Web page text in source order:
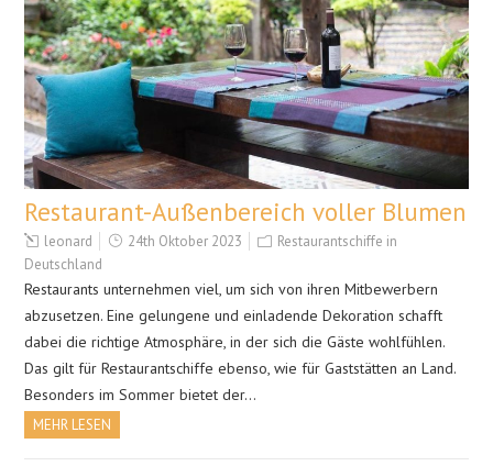
Restaurant-Außenbereich voller Blumen
leonard 24th Oktober 2023
Restaurantschiffe in
Deutschland
Restaurants unternehmen viel, um sich von ihren Mitbewerbern
abzusetzen. Eine gelungene und einladende Dekoration schafft
dabei die richtige Atmosphäre, in der sich die Gäste wohlfühlen.
Das gilt für Restaurantschiffe ebenso, wie für Gaststätten an Land.
Besonders im Sommer bietet der…
MEHR LESEN